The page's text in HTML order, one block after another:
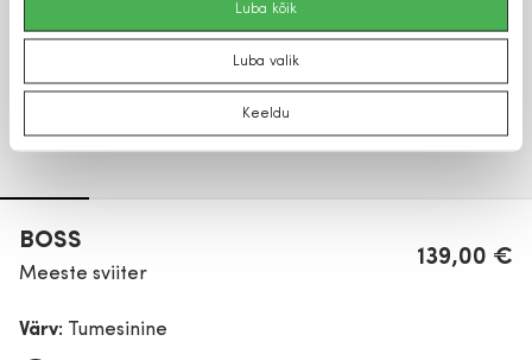
Luba kõik
Luba valik
Keeldu
BOSS
Meeste sviiter
139,00 €
Värv: Tumesinine